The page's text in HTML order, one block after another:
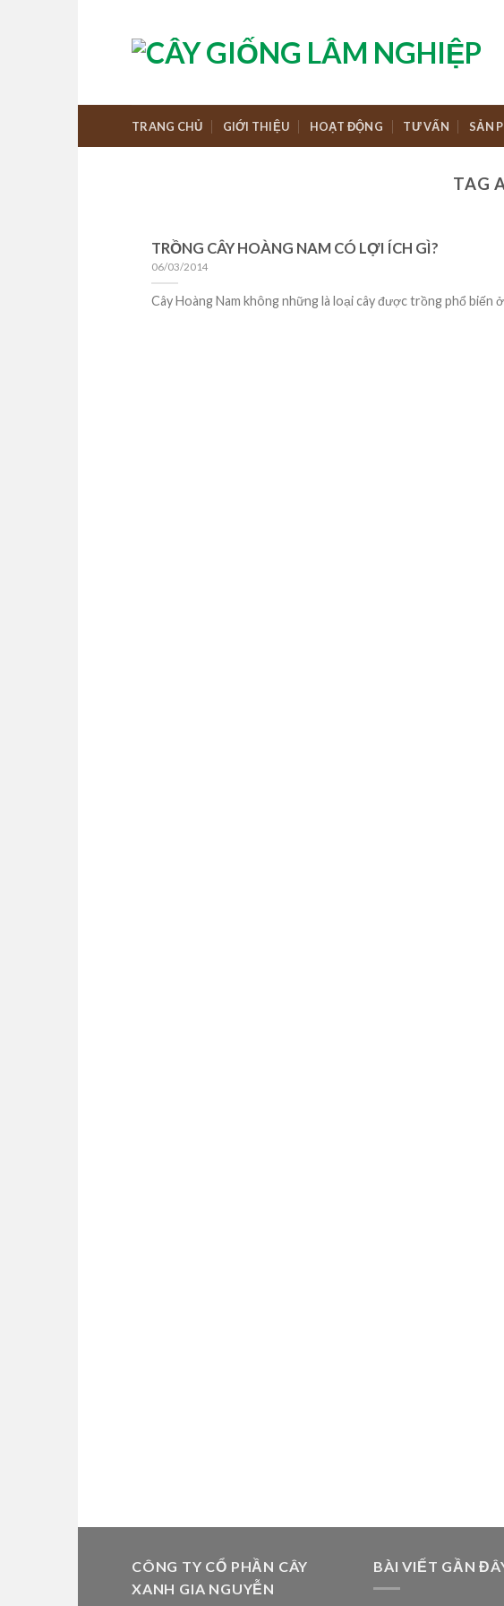
TRANG CHỦ GIỚI THIỆU HOẠT ĐỘNG TƯ VẤN SẢN
TAG
TRỒNG CÂY HOÀNG NAM CÓ LỢI ÍCH GÌ?
06/03/2014
Cây Hoàng Nam không những là loại cây được trồng phổ biến
CÔNG TY CỔ PHẦN CÂY
XANH GIA NGUYỄN
BÀI VIẾT GẦN